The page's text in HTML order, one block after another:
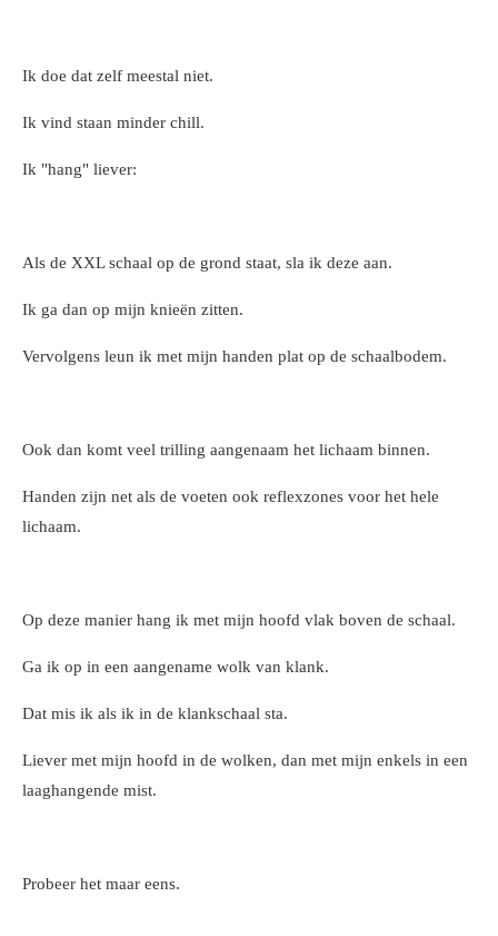
Ik doe dat zelf meestal niet.
Ik vind staan minder chill.
Ik "hang" liever:
Als de XXL schaal op de grond staat, sla ik deze aan.
Ik ga dan op mijn knieën zitten.
Vervolgens leun ik met mijn handen plat op de schaalbodem.
Ook dan komt veel trilling aangenaam het lichaam binnen.
Handen zijn net als de voeten ook reflexzones voor het hele
lichaam.
Op deze manier hang ik met mijn hoofd vlak boven de schaal.
Ga ik op in een aangename wolk van klank.
Dat mis ik als ik in de klankschaal sta.
Liever met mijn hoofd in de wolken, dan met mijn enkels in een
laaghangende mist.
Probeer het maar eens.